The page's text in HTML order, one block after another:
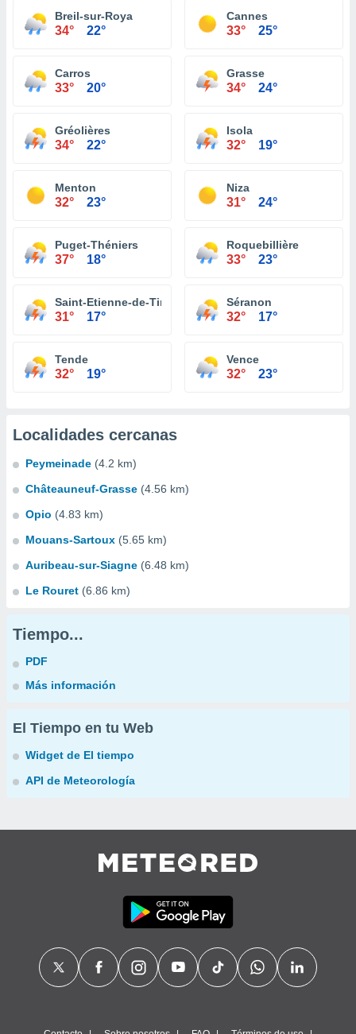
Breil-sur-Roya
34° 22°
Cannes
33° 25°
Carros
33° 20°
Grasse
34° 24°
Gréolières
34° 22°
Isola
32° 19°
Menton
32° 23°
Niza
31° 24°
Puget-Théniers
37° 18°
Roquebillière
33° 23°
Saint-Etienne-de-Tinée
31° 17°
Séranon
32° 17°
Tende
32° 19°
Vence
32° 23°
Localidades cercanas
Peymeinade (4.2 km)
Châteauneuf-Grasse (4.56 km)
Opio (4.83 km)
Mouans-Sartoux (5.65 km)
Auribeau-sur-Siagne (6.48 km)
Le Rouret (6.86 km)
Tiempo...
PDF
Más información
El Tiempo en tu Web
Widget de El tiempo
API de Meteorología